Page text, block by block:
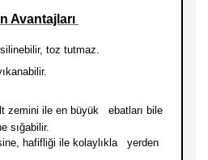
Avantajları
toz tutmaz.
zemini ile en büyük ebatları bile
sığabilir.
hafifliği ile kolaylıkla yerden